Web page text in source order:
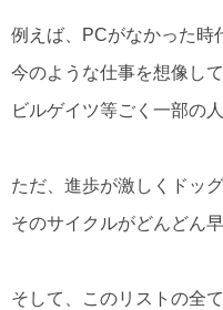
例えば、PCがなかった時
今のような仕事を想像し
ビルゲイツ等ごく一部の
ただ、進歩が激しくドッ
そのサイクルがどんどん
そして、このリストの全